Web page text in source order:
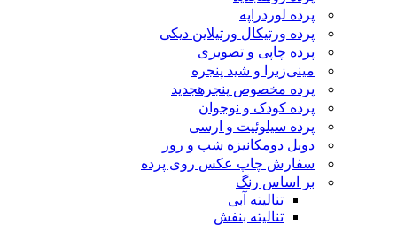
پرده لوردراپه
پرده ورتیکال ورتیلاین دیکی
پرده چاپی و تصویری
مینی‌زبرا و شید پنجره
پرده مخصوص پنجرهجدید
پرده کودک و نوجوان
پرده سیلوئیت و ارسی
دوبل دومکانیزه شب و روز
سفارش چاپ عکس روی پرده
بر اساس رنگ
تنالیته آبی
تنالیته بنفش